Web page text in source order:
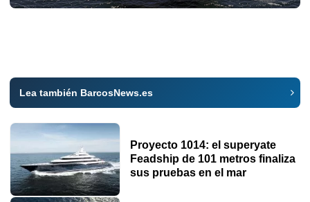
Lea también BarcosNews.es
Proyecto 1014: el superyate
Feadship de 101 metros finaliza
sus pruebas en el mar